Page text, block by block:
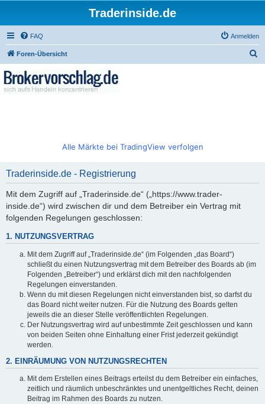
Traderinside.de
FAQ Anmelden
Foren-Übersicht
Alle Märkte bei TradingView verfolgen
Traderinside.de - Registrierung
Mit dem Zugriff auf „Traderinside.de“ („https://www.trader-
inside.de“) wird zwischen dir und dem Betreiber ein Vertrag mit
folgenden Regelungen geschlossen:
1. NUTZUNGSVERTRAG
Mit dem Zugriff auf „Traderinside.de“ (im Folgenden „das Board“)
schließt du einen Nutzungsvertrag mit dem Betreiber des Boards ab (im
Folgenden „Betreiber“) und erklärst dich mit den nachfolgenden
Regelungen einverstanden.
Wenn du mit diesen Regelungen nicht einverstanden bist, so darfst du
das Board nicht weiter nutzen. Für die Nutzung des Boards gelten
jeweils die an dieser Stelle veröffentlichten Regelungen.
Der Nutzungsvertrag wird auf unbestimmte Zeit geschlossen und kann
von beiden Seiten ohne Einhaltung einer Frist jederzeit gekündigt
werden.
2. EINRÄUMUNG VON NUTZUNGSRECHTEN
Mit dem Erstellen eines Beitrags erteilst du dem Betreiber ein einfaches,
zeitlich und räumlich unbeschränktes und unentgeltliches Recht, deinen
Beitrag im Rahmen des Boards zu nutzen.